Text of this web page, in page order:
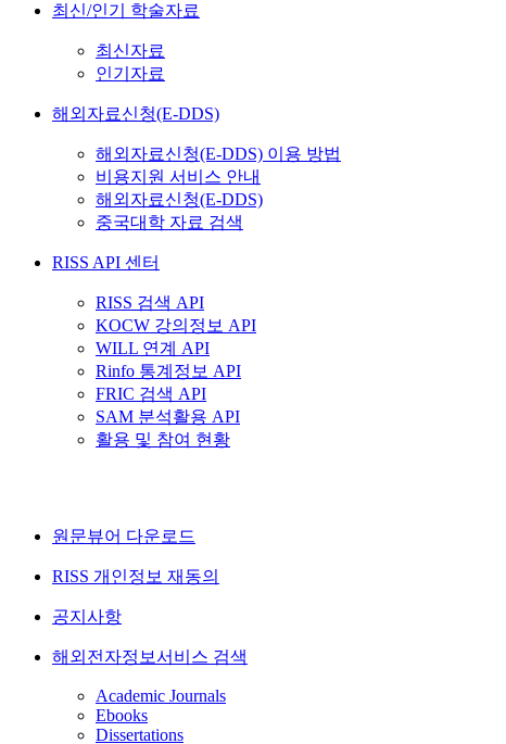
최신/인기 학술자료
최신자료
인기자료
해외자료신청(E-DDS)
해외자료신청(E-DDS) 이용 방법
비용지원 서비스 안내
해외자료신청(E-DDS)
중국대학 자료 검색
RISS API 센터
RISS 검색 API
KOCW 강의정보 API
WILL 연계 API
Rinfo 통계정보 API
FRIC 검색 API
SAM 분석활용 API
활용 및 참여 현황
원문뷰어 다운로드
RISS 개인정보 재동의
공지사항
해외전자정보서비스 검색
Academic Journals
Ebooks
Dissertations